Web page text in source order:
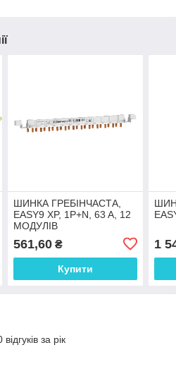
ШИНКА ГРЕБІНЧАСТА,
EASY9 XP, 1P+N, 63 A, 12
МОДУЛІВ
561,60₴
Купити
1
за рік